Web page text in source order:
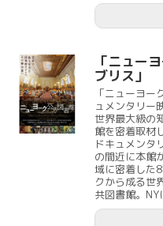
「ニュー
ブリス」
「ニューヨ
ュメンタリー
世界最大級の
館を密着取材
ドキュメンタ
の間近に本館
域に密着した
クから成る世
共図書館。